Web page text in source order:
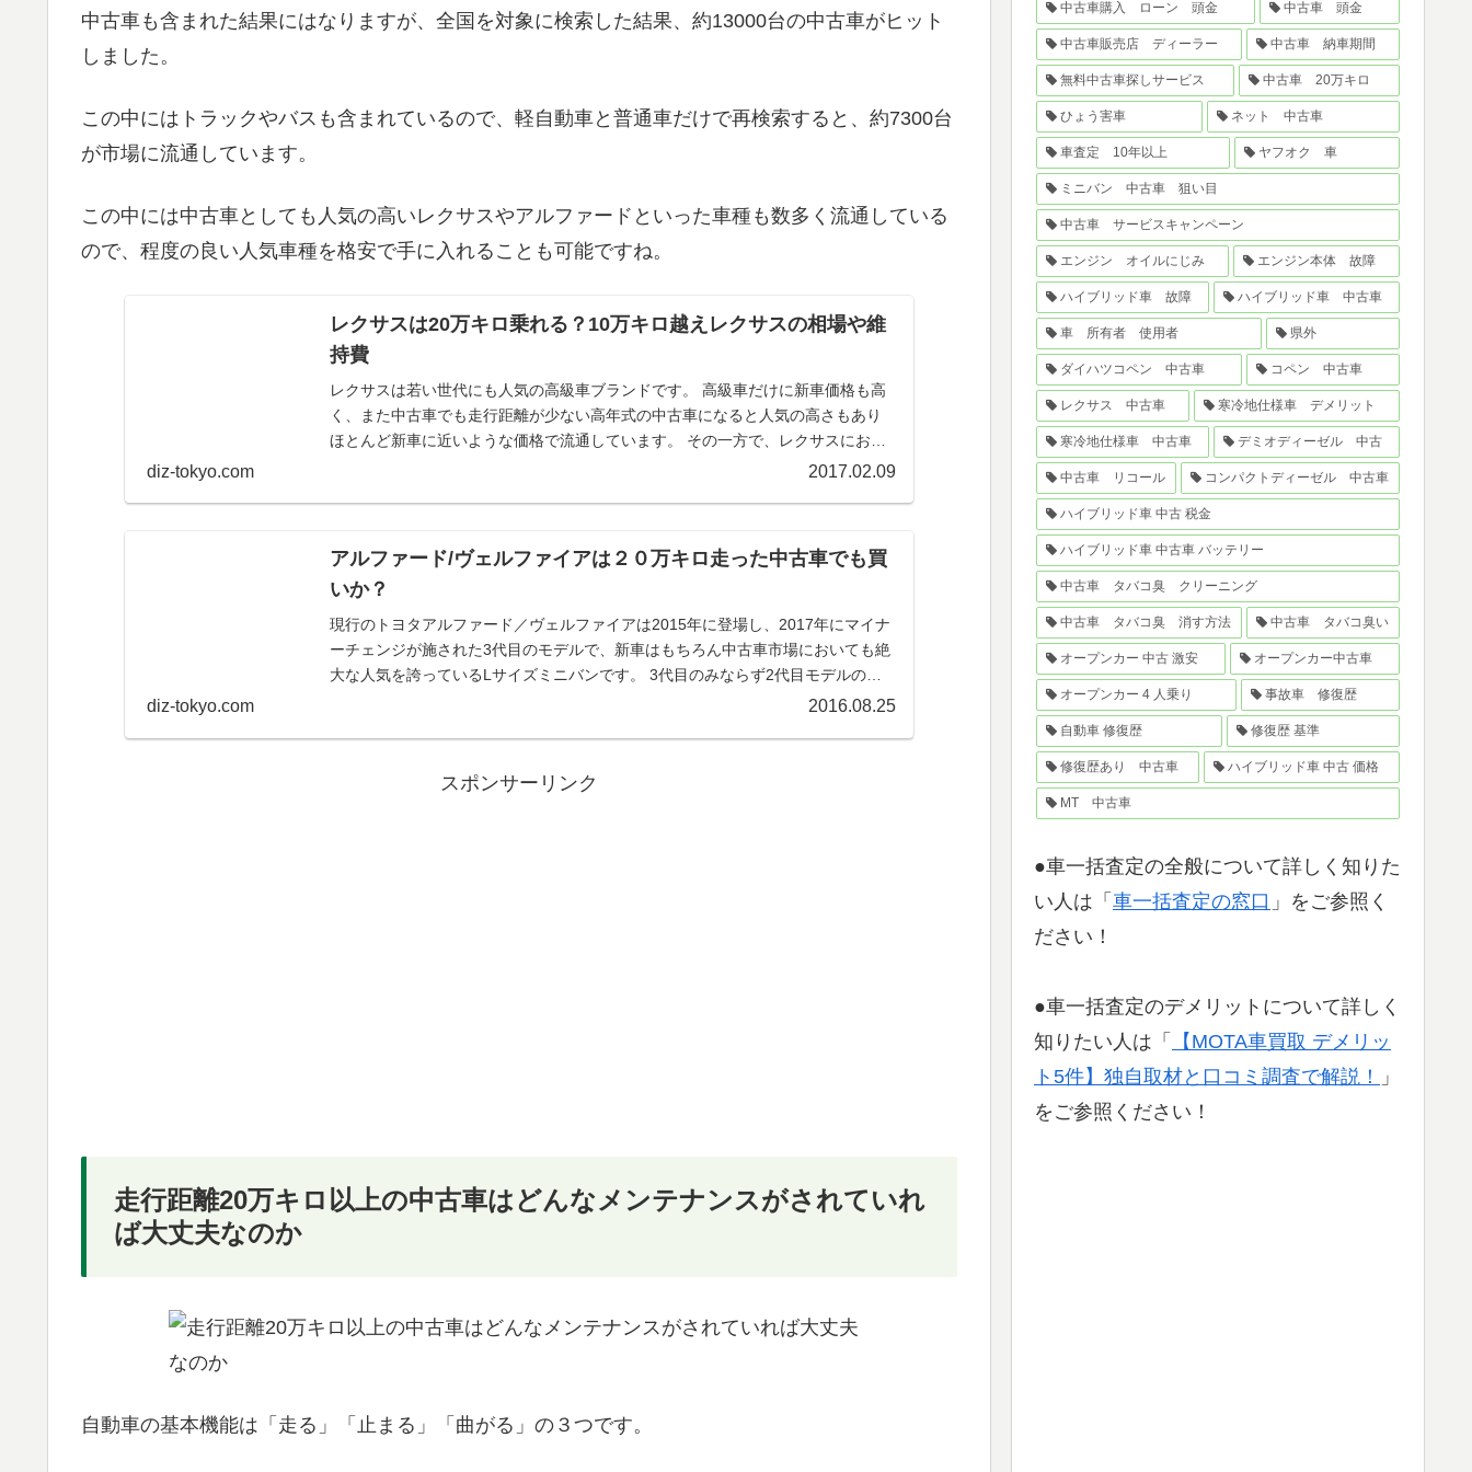
中古車も含まれた結果にはなりますが、全国を対象に検索した結果、約13000台の中古車がヒット
しました。
この中にはトラックやバスも含まれているので、軽自動車と普通車だけで再検索すると、約7300台
が市場に流通しています。
この中には中古車としても人気の高いレクサスやアルファードといった車種も数多く流通している
ので、程度の良い人気車種を格安で手に入れることも可能ですね。
レクサスは20万キロ乗れる？10万キロ越えレクサスの相場や維
持費
レクサスは若い世代にも人気の高級車ブランドです。 高級車だけに新車価格も高
く、また中古車でも走行距離が少ない高年式の中古車になると人気の高さもあり
ほとんど新車に近いような価格で流通しています。 その一方で、レクサスにお
diz-tokyo.com 2017.02.09
アルファード/ヴェルファイアは２０万キロ走った中古車でも買
いか？
現行のトヨタアルファード／ヴェルファイアは2015年に登場し、2017年にマイナ
ーチェンジが施された3代目のモデルで、新車はもちろん中古車市場においても絶
大な人気を誇っているLサイズミニバンです。 3代目のみならず2代目モデルの中
diz-tokyo.com 2016.08.25
スポンサーリンク
走行距離20万キロ以上の中古車はどんなメンテナンスがされていれ
ば大丈夫なのか
自動車の基本機能は「走る」「止まる」「曲がる」の３つです。
中古車購入 ローン 頭金 中古車 頭金
中古車販売店 ディーラー 中古車 納車期間
無料中古車探しサービス 中古車 20万キロ
ひょう害車 ネット 中古車
車査定 10年以上 ヤフオク 車
ミニバン 中古車 狙い目
中古車 サービスキャンペーン
エンジン オイルにじみ エンジン本体 故障
ハイブリッド車 故障 ハイブリッド車 中古車
車 所有者 使用者 県外
ダイハツコペン 中古車 コペン 中古車
レクサス 中古車 寒冷地仕様車 デメリット
寒冷地仕様車 中古車 デミオディーゼル 中古
中古車 リコール コンパクトディーゼル 中古車
ハイブリッド車 中古 税金
ハイブリッド車 中古車 バッテリー
中古車 タバコ臭 クリーニング
中古車 タバコ臭 消す方法 中古車 タバコ臭い
オープンカー 中古 激安 オープンカー中古車
オープンカー 4 人乗り 事故車 修復歴
自動車 修復歴 修復歴 基準
修復歴あり 中古車 ハイブリッド車 中古 価格
MT 中古車
●車一括査定の全般について詳しく知りた
い人は「 車一括査定の窓口 」をご参照く
ださい！
●車一括査定のデメリットについて詳しく
知りたい人は「
【MOTA車買取 デメリッ
ト5件】独自取材と口コミ調査で解説！
」
をご参照ください！